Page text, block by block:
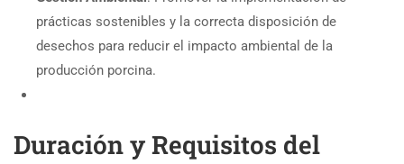
prácticas sostenibles y la correcta disposición de
desechos para reducir el impacto ambiental de la
producción porcina.
Duración y Requisitos del